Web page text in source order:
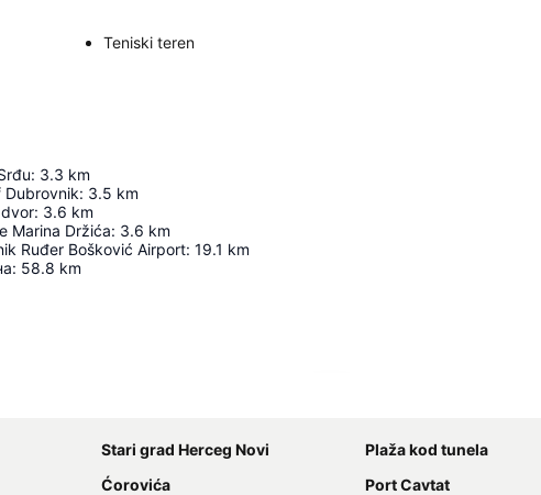
Teniski teren
: 3.3 km
Dubrovnik: 3.5 km
: 3.6 km
Marina Držića: 3.6 km
Ruđer Bošković Airport: 19.1 km
: 58.8 km
Stari grad Herceg Novi
Plaža kod tunela
Ćorovića
Port Cavtat